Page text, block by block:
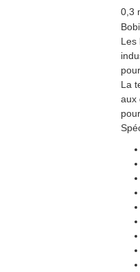
0,3
Les
La
aux